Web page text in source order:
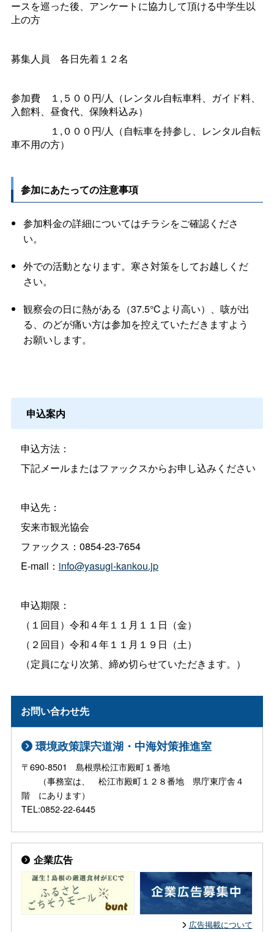
ースを巡った後、アンケートに協力して頂ける中学生以
上の方
募集人 員 各日先着１２名
参加費
１,５００円/人（レンタル自転車料、ガイド料、
入館料、昼食代、保険料込み）
１,０００円/人（自転車を持参し、レンタル自転
車不用の方）
参加にあたっての注意事項
参加料金の詳細についてはチラシをご確認くださ
い。
外での活動となります。寒さ対策をしてお越しくだ
さい。
観察会の日に熱がある（37.5℃より高い）、咳が出
る、のどが痛い方は参加を控えていただきますよう
お願いします。
申込案内
申込方法：
下記メールまたはファックスからお申し込みください
申込先：
安来市観光協会
ファックス：0854-23-7654
E-mail： info@yasugi-kankou.jp
申込期限：
（１回目）令和４年１１月１１日（金）
（２回目）令和４年１１月１９日（土）
（定員になり次第、締め切らせていただきます。）
お問い合わせ先
環境政策課宍道湖・中海対策推進室
〒690-8501 島根県松江市殿町１番地
（事務室は、 松江市殿町１２８番地 県庁東庁舎４
階 にあります）
TEL:0852-22-6445
企業広告
広告掲載について